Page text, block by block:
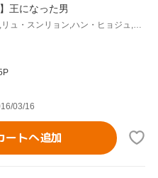
王になった男
03/16
ートへ追加